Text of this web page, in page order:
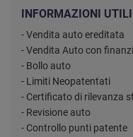
INFORMAZIONI UTILI
- Vendita auto ereditata
- Vendita Auto con
- Bollo auto
- Limiti Neopatentati
- Certificato di rilevanza
- Revisione auto
- Controllo punti patente